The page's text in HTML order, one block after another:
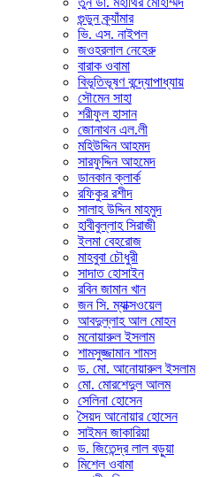
গুন্ডুন ক্র্যাঁমার
ভি. এস. নাইপল
জওহরলাল নেহেরু
বারাক ওবামা
বিভূতিভূষণ বন্দ্যোপাধ্যায়
সৌমেন সাহা
শরীফুল হাসান
জোনাথন এল.লী
মহিউদ্দিন আহমদ
সারফুদ্দিন আহমেদ
ডানকান ক্লার্ক
রফিকুর রশীদ
সালাহ উদ্দিন মাহমুদ
হাবীবুল্লাহ সিরাজী
ইলমা বেহরোজ
মাহবুবা চৌধুরী
সাদাত হোসাইন
রবিন জামান খান
জন সি. ম্যাক্সওয়েল
আবদুল্লাহ আল মোহন
মনোয়ারুল ইসলাম
শামসুজ্জামান শামস
ড. মো. আনোয়ারুল ইসলাম
মো. মোরশেদুল আলম
সেলিনা হোসেন
সৈয়দ আনোয়ার হোসেন
সাইমন জাকারিয়া
ড. জিতেন্দ্র লাল বড়ুয়া
মিশেল ওবামা